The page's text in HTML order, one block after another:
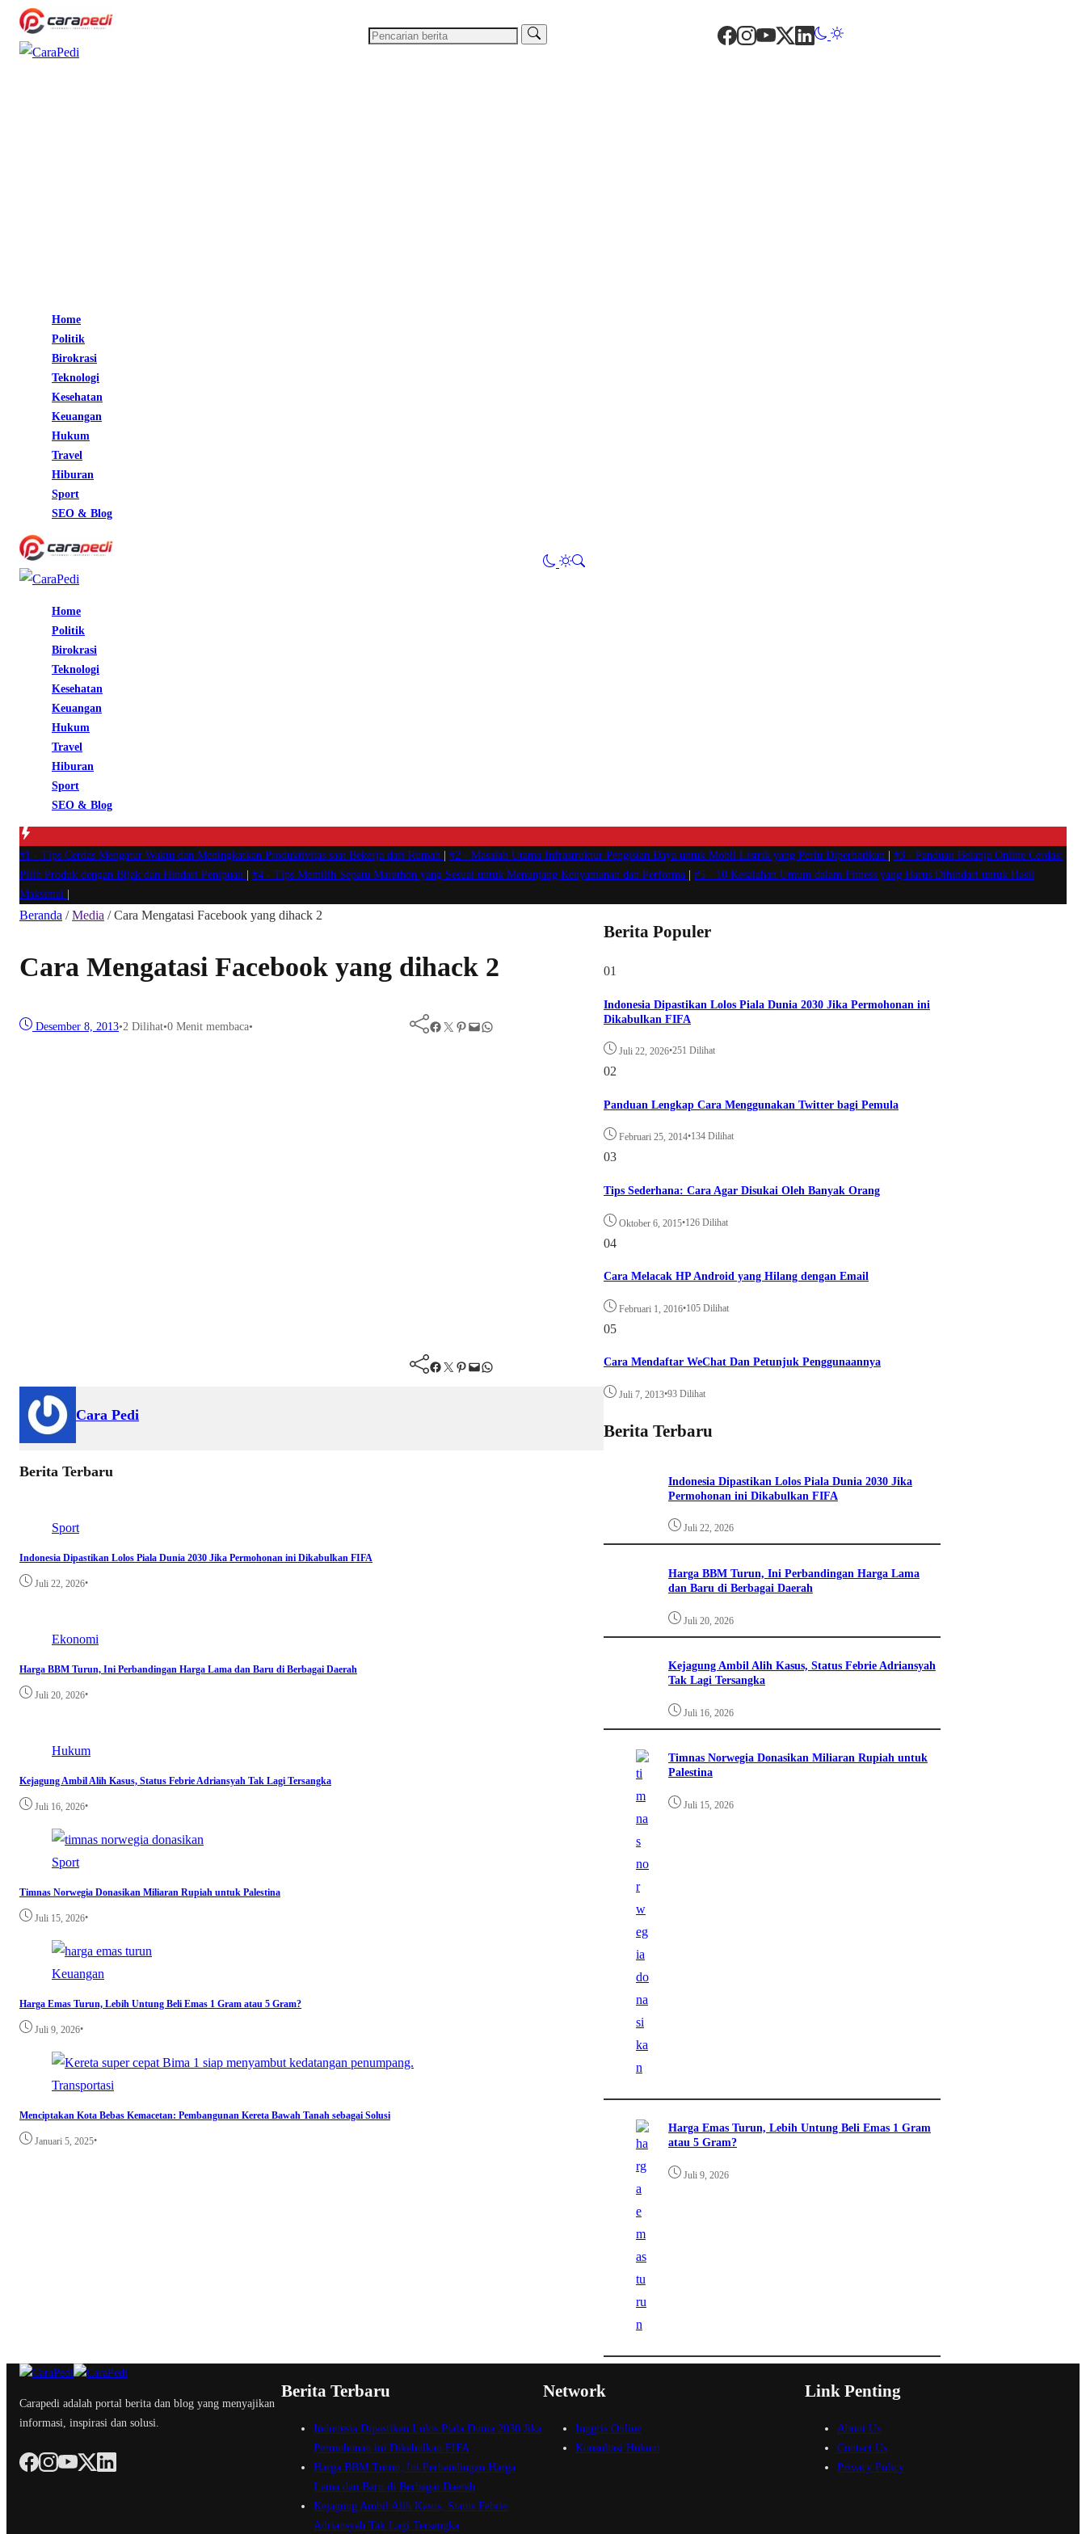
Home
Politik
Birokrasi
Teknologi
Kesehatan
Keuangan
Hukum
Travel
Hiburan
Sport
SEO & Blog
Home
Politik
Birokrasi
Teknologi
Kesehatan
Keuangan
Hukum
Travel
Hiburan
Sport
SEO & Blog
#1 - Tips Cerdas Mengatur Waktu dan Meningkatkan Produktivitas saat Bekerja dari Rumah #2 - Masalah Utama Infrastruktur Pengisian Daya untuk Mobil Listrik yang Perlu Diperhatikan #3 - Panduan Belanja Online Cerdas:
Pilih Produk dengan Bijak dan Hindari Penipuan
#4 - Tips Memilih Sepatu Marathon yang Sesuai untuk Menunjang Kenyamanan dan Performa #5 - 10 Kesalahan Umum dalam Fitness yang Harus Dihindari untuk Hasil
Maksimal
Beranda /Media /Cara Mengatasi Facebook yang dihack 2
Cara Mengatasi Facebook yang dihack 2
Desember 8, 2013•2 Dilihat•0 Menit membaca• Facebook Twitter Pinterest Mail WhatsApp
Facebook Twitter Pinterest Mail WhatsApp
Cara Pedi
Berita Terbaru
Sport
Indonesia Dipastikan Lolos Piala Dunia 2030 Jika Permohonan ini Dikabulkan FIFA
Juli 22, 2026•
Ekonomi
Harga BBM Turun, Ini Perbandingan Harga Lama dan Baru di Berbagai Daerah
Juli 20, 2026•
Hukum
Kejagung Ambil Alih Kasus, Status Febrie Adriansyah Tak Lagi Tersangka
Juli 16, 2026•
Sport
Timnas Norwegia Donasikan Miliaran Rupiah untuk Palestina
Juli 15, 2026•
Keuangan
Harga Emas Turun, Lebih Untung Beli Emas 1 Gram atau 5 Gram?
Juli 9, 2026•
Transportasi
Menciptakan Kota Bebas Kemacetan: Pembangunan Kereta Bawah Tanah sebagai Solusi
Januari 5, 2025•
Berita Populer
01
Indonesia Dipastikan Lolos Piala Dunia 2030 Jika Permohonan ini
Dikabulkan FIFA
Juli 22, 2026•251 Dilihat
02
Panduan Lengkap Cara Menggunakan Twitter bagi Pemula
Februari 25, 2014•134 Dilihat
03
Tips Sederhana: Cara Agar Disukai Oleh Banyak Orang
Oktober 6, 2015•126 Dilihat
04
Cara Melacak HP Android yang Hilang dengan Email
Februari 1, 2016•105 Dilihat
05
Cara Mendaftar WeChat Dan Petunjuk Penggunaannya
Juli 7, 2013•93 Dilihat
Berita Terbaru
Indonesia Dipastikan Lolos Piala Dunia 2030 Jika
Permohonan ini Dikabulkan FIFA
Juli 22, 2026
Harga BBM Turun, Ini Perbandingan Harga Lama
dan Baru di Berbagai Daerah
Juli 20, 2026
Kejagung Ambil Alih Kasus, Status Febrie Adriansyah
Tak Lagi Tersangka
Juli 16, 2026
Timnas Norwegia Donasikan Miliaran Rupiah untuk
Palestina
Juli 15, 2026
Harga Emas Turun, Lebih Untung Beli Emas 1 Gram
atau 5 Gram?
Juli 9, 2026
Carapedi adalah portal berita dan blog yang menyajikan
informasi, inspirasi dan solusi.
Berita Terbaru
Indonesia Dipastikan Lolos Piala Dunia 2030 Jika
Permohonan ini Dikabulkan FIFA
Harga BBM Turun, Ini Perbandingan Harga
Lama dan Baru di Berbagai Daerah
Kejagung Ambil Alih Kasus, Status Febrie
Adriansyah Tak Lagi Tersangka
Network
Inggris Online
Konsultasi Hukum
Link Penting
About Us
Contact Us
Privacy Policy